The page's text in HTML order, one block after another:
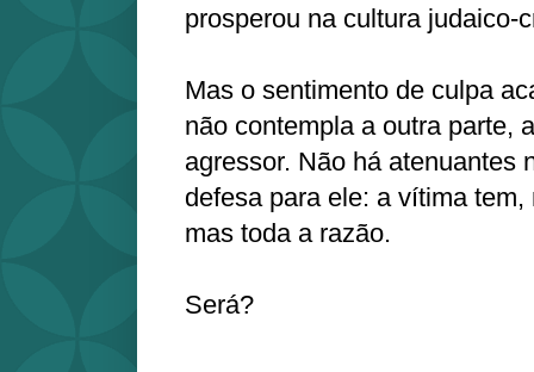
prosperou na cultura judaico-
Mas o sentimento de culpa
não contempla a outra parte,
agressor. Não há atenuantes
defesa para ele: a vítima
mas toda a razão.
Será?